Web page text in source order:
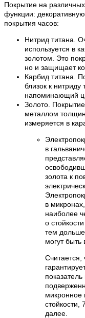
Покрытие на
функции:
покрытия часов:
Нитрид титана.
используется в
золотом. Это
но и защищает
Карбид титана.
близок к
напоминающий
Золото.
металлом
измеряется в
в
золота к
в
наиболее
о
тем
могут быть
Считается,
микронное
стойкости,
далее.